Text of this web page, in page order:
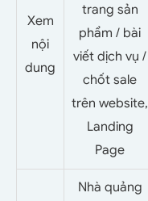
Xem
nội
dung
trang sản
phẩm / bài
viết dịch vụ /
chốt sale
trên website,
Landing
Page
Nhà quảng